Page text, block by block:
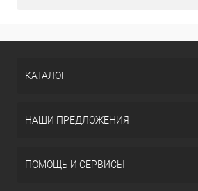
КАТАЛОГ
НАШИ ПРЕДЛОЖЕНИЯ
ПОМОЩЬ И СЕРВИСЫ